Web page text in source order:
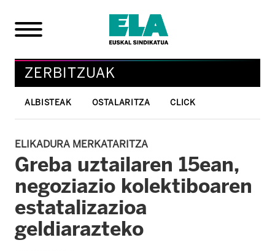
ZERBITZUAK
ALBISTEAK OSTALARITZA CLICK
ELIKADURA MERKATARITZA
Greba uztailaren 15ean,
negoziazio kolektiboaren
estatalizazioa
geldiarazteko